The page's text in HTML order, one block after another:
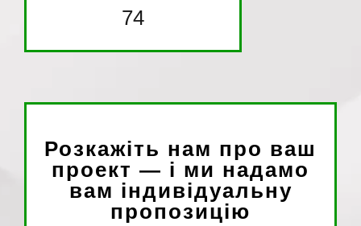
74
Розкажіть нам про ваш
проект — і ми надамо
вам індивідуальну
пропозицію